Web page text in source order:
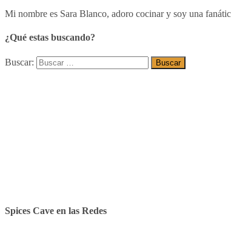
Mi nombre es Sara Blanco, adoro cocinar y soy una
¿Qué estas buscando?
Buscar:
Spices Cave en las Redes